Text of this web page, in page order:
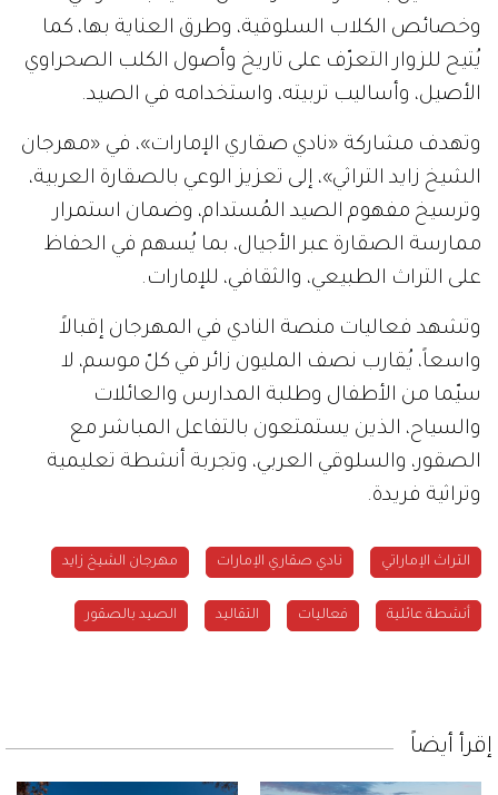
وخصائص الكلاب السلوقية، وطرق العناية بها، كما
يُتيح للزوار التعرّف على تاريخ وأصول الكلب الصحراوي
الأصيل، وأساليب تربيته، واستخدامه في الصيد.
وتهدف مشاركة «نادي صقاري الإمارات»، في «مهرجان
الشيخ زايد التراثي»، إلى تعزيز الوعي بالصقارة العربية،
وترسيخ مفهوم الصيد المُستدام، وضمان استمرار
ممارسة الصقارة عبر الأجيال، بما يُسهم في الحفاظ
على التراث الطبيعي، والثقافي، للإمارات.
وتشهد فعاليات منصة النادي في المهرجان إقبالاً
واسعاً، يُقارب نصف المليون زائر في كلّ موسم، لا
سيّما من الأطفال وطلبة المدارس والعائلات
والسياح، الذين يستمتعون بالتفاعل المباشر مع
الصقور، والسلوقي العربي، وتجربة أنشطة تعليمية
وتراثية فريدة.
التراث الإماراتي نادي صقاري الإمارات مهرجان الشيخ زايد
أنشطة عائلية فعاليات التقاليد الصيد بالصقور
إقرأ أيضاً